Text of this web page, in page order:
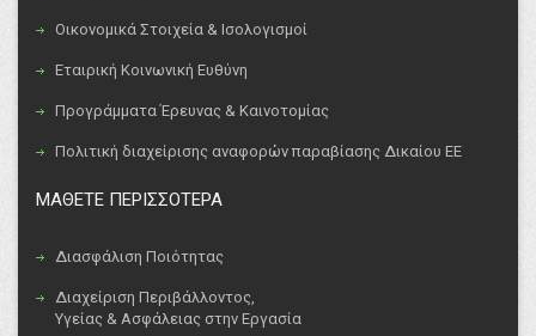
Οικονομικά Στοιχεία & Ισολογισμοί
Εταιρική Κοινωνική Ευθύνη
Προγράμματα Έρευνας & Καινοτομίας
Πολιτική διαχείρισης αναφορών παραβίασης Δικαίου ΕΕ
ΜΑΘΕΤΕ ΠΕΡΙΣΣΟΤΕΡΑ
Διασφάλιση Ποιότητας
Διαχείριση Περιβάλλοντος,
Υγείας & Ασφάλειας στην Εργασία